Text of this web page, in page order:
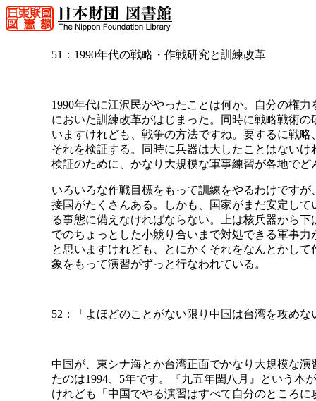
51：1990年代の戦略・作戦研究と訓練改革
1990年代に江沢民がやったことは何か。自分の権
においた訓練改革がはじまった。同時に戦略戦術
いますけれども、戦争の方法ですね。要するに戦
それを検証する。同時に兵器は大したことはない
検証のために、かなり大規模な軍事練習が各地で
いろいろな作戦目標をもって訓練をやるわけです
接国がたくさんある。しかも、国家がまだ安定し
る事態に備えなければならない。上は核兵器から
でのちょっとした小競り合いまで対処できる軍事
と思いますけれども、とにかくそれをなんとかし
象をもって演習がずっと行なわれている。
52：「よほどのことがない限り中国は台湾を攻めな
中国が、東シナ海とか台湾正面でかなり大規模な
たのは1994、5年です。『九五年閏八月』という本
けれども「中国でやる演習はすべて自分のところ